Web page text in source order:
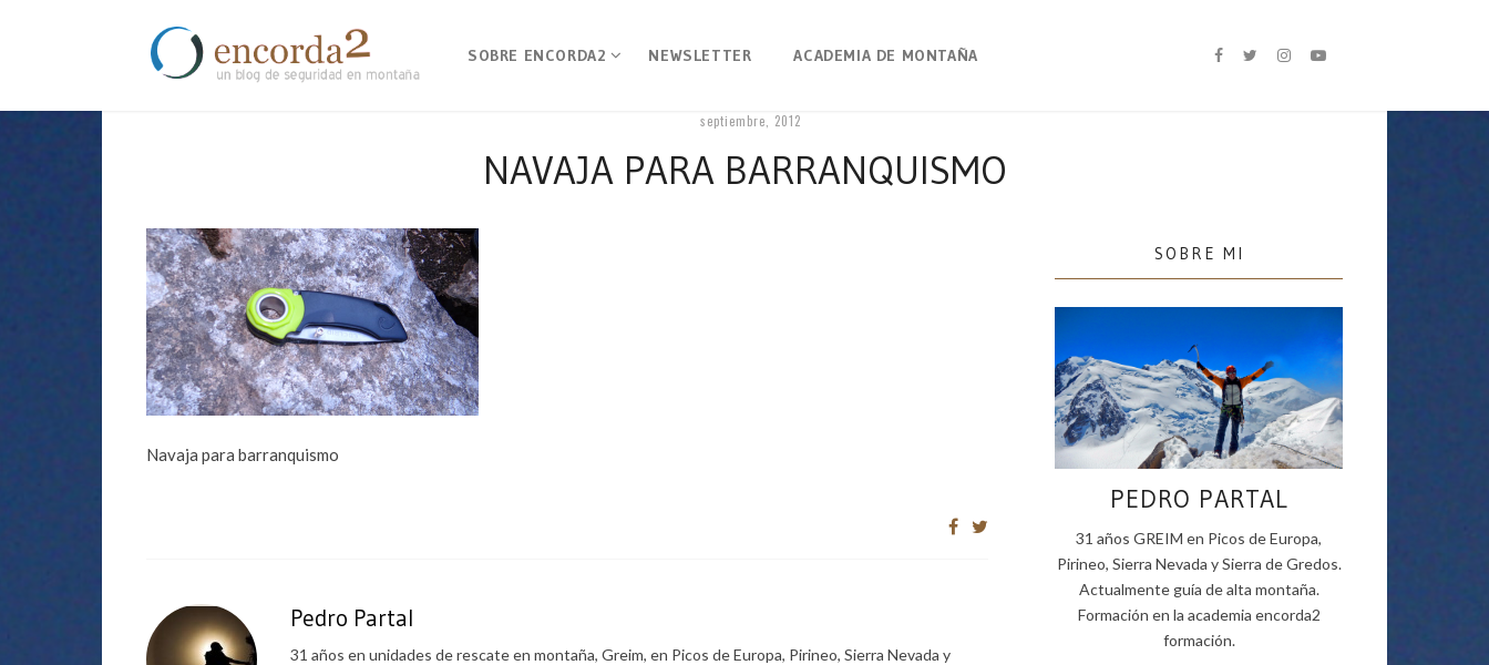
SOBRE ENCORDA2 NEWSLETTER ACADEMIA DE MONTAÑA
septiembre, 2012
NAVAJA PARA BARRANQUISMO
Navaja para barranquismo
Pedro Partal
31 años en unidades de rescate en montaña, Greim, en Picos de Europa, Pirineo, Sierra Nevada y
SOBRE MI
PEDRO PARTAL
31 años GREIM en Picos de Europa,
Pirineo, Sierra Nevada y Sierra de Gredos.
Actualmente guía de alta montaña.
Formación en la academia encorda2
formación.